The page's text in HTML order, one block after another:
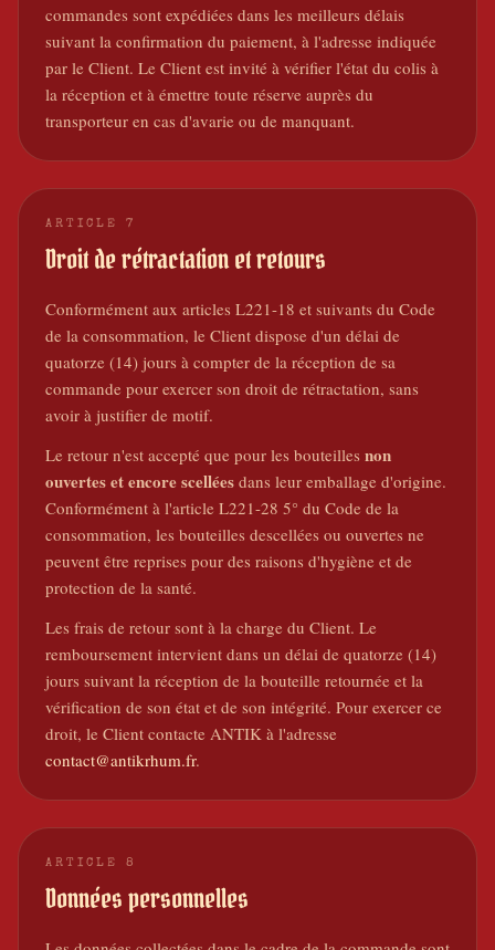
commandes sont expédiées dans les meilleurs délais
suivant la confirmation du paiement, à l'adresse indiquée
par le Client. Le Client est invité à vérifier l'état du colis à
la réception et à émettre toute réserve auprès du
transporteur en cas d'avarie ou de manquant.
ARTICLE 7
Droit de rétractation et retours
Conformément aux articles L221-18 et suivants du Code
de la consommation, le Client dispose d'un délai de
quatorze (14) jours à compter de la réception de sa
commande pour exercer son droit de rétractation, sans
avoir à justifier de motif.
Le retour n'est accepté que pour les bouteilles non
ouvertes et encore scellées dans leur emballage d'origine.
Conformément à l'article L221-28 5° du Code de la
consommation, les bouteilles descellées ou ouvertes ne
peuvent être reprises pour des raisons d'hygiène et de
protection de la santé.
Les frais de retour sont à la charge du Client. Le
remboursement intervient dans un délai de quatorze (14)
jours suivant la réception de la bouteille retournée et la
vérification de son état et de son intégrité. Pour exercer ce
droit, le Client contacte ANTIK à l'adresse
contact@antikrhum.fr.
ARTICLE 8
Données personnelles